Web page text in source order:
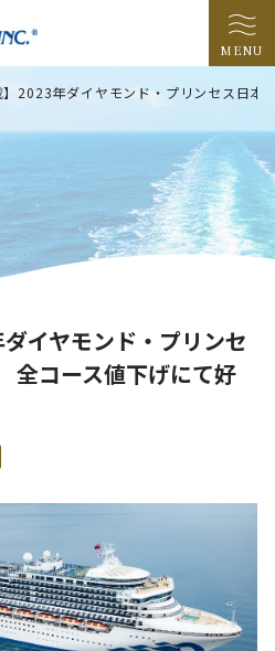
MENU
】2023年ダイヤモンド・プリンセス日
イヤモンド・プリンセ
コース値下げにて好